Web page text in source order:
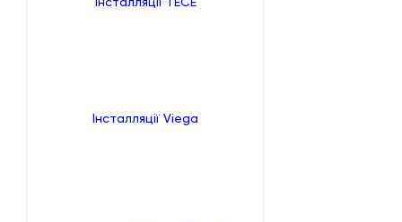
Інсталляції Viega